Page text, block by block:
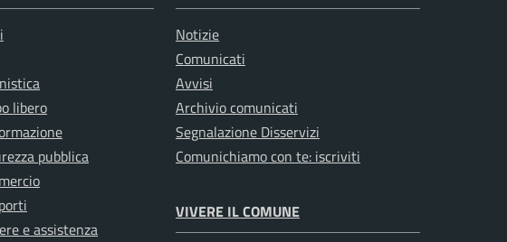
libero
pubblica
e assistenza
Notizie
Comunicati
Avvisi
Archivio comunicati
Segnalazione Disservizi
Comunichiamo con te: iscriviti
VIVERE IL COMUNE